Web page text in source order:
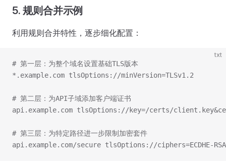
5. 规则合并示例
利用规则合并特性，逐步细化配置：
txt
# 第一层：为整个域名设置基础TLS版本
*.example.com tlsOptions://minVersion=TLSv1.2
# 第二层：为API子域添加客户端证书
api.example.com tlsOptions://key=/certs/
# 第三层：为特定路径进一步限制加密套件
api.example.com/secure tlsOptions://ciphers=ECDHE-RSA-